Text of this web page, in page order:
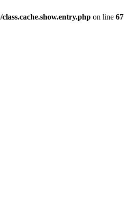
on line 67